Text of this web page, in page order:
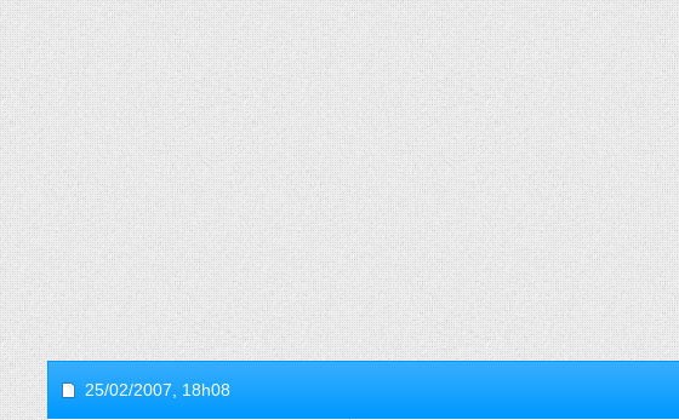
25/02/2007, 18h08